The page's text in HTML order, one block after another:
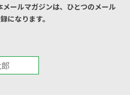
ールマガジンは、ひとつのメール
になります。